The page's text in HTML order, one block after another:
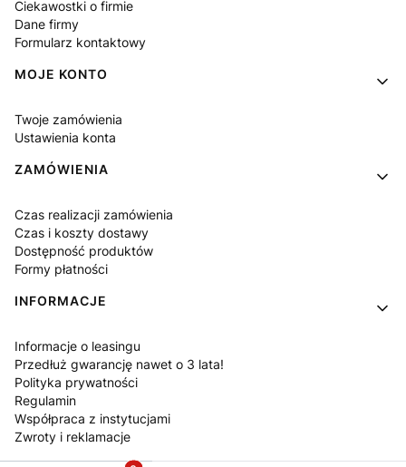
Ciekawostki o firmie
Dane firmy
Formularz kontaktowy
MOJE KONTO
Twoje zamówienia
Ustawienia konta
ZAMÓWIENIA
Czas realizacji zamówienia
Czas i koszty dostawy
Dostępność produktów
Formy płatności
INFORMACJE
Informacje o leasingu
Przedłuż gwarancję nawet o 3 lata!
Polityka prywatności
Regulamin
Współpraca z instytucjami
Zwroty i reklamacje